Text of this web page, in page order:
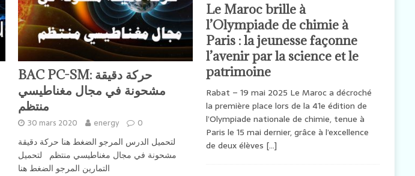
BAC PC-SM: حركة دقيقة
مشحونة في مجال مغناطيسي
منتظم
30 mars 2020 energy 0
لتحميل الدرس المرجو الضغط هنا حركة دقيقة
مشحونة في مجال مغناطيسي منتظم لتحميل
التمارين المرجو الضغط هنا
Le Maroc brille à
l’Olympiade de chimie à
Paris : la jeunesse façonne
l’avenir par la science et le
patrimoine
Rabat – 19 mai 2025 Le Maroc a décroché
la première place lors de la 41e édition de
l’Olympiade nationale de chimie, tenue à
Paris le 15 mai dernier, grâce à l’excellence
de deux élèves […]